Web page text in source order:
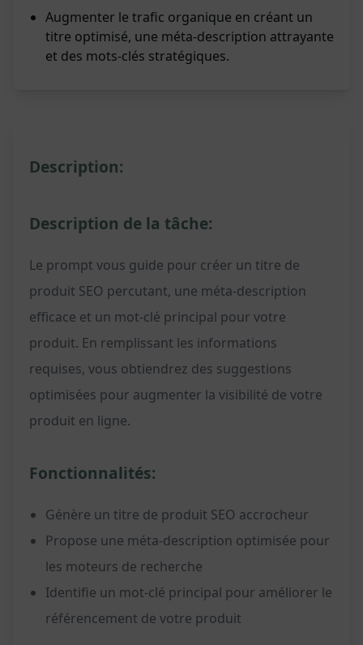
Augmenter le trafic organique en créant un
titre optimisé, une méta-description attrayante
et des mots-clés stratégiques.
Description:
Description de la tâche:
Le prompt vous guide pour créer un titre de
produit SEO percutant, une méta-description
efficace et un mot-clé principal pour votre
produit. En remplissant les informations
requises, vous obtiendrez des suggestions
optimisées pour augmenter la visibilité de votre
produit en ligne.
Fonctionnalités:
Génère un titre de produit SEO accrocheur
Propose une méta-description optimisée pour
les moteurs de recherche
Identifie un mot-clé principal pour améliorer le
référencement de votre produit